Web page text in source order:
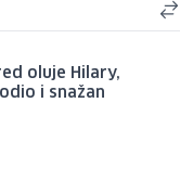
oluje Hilary,
i snažan